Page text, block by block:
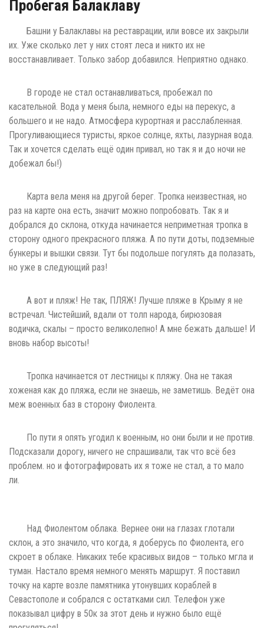
Пробегая Балаклаву
Башни у Балаклавы на реставрации, или вовсе их закрыли
их. Уже сколько лет у них стоят леса и никто их не
восстанавливает. Только забор добавился. Неприятно однако.
В городе не стал останавливаться, пробежал по
касательной. Вода у меня была, немного еды на перекус, а
большего и не надо. Атмосфера курортная и расслабленная.
Прогуливающиеся туристы, яркое солнце, яхты, лазурная вода.
Так и хочется сделать ещё один привал, но так я и до ночи не
добежал бы!)
Карта вела меня на другой берег. Тропка неизвестная, но
раз на карте она есть, значит можно попробовать. Так я и
добрался до склона, откуда начинается неприметная тропка в
сторону одного прекрасного пляжа. А по пути доты, подземные
бункеры и вышки связи. Тут бы подольше погулять да полазать,
но уже в следующий раз!
А вот и пляж! Не так, ПЛЯЖ! Лучше пляже в Крыму я не
встречал. Чистейший, вдали от толп народа, бирюзовая
водичка, скалы – просто великолепно! А мне бежать дальше! И
вновь набор высоты!
Тропка начинается от лестницы к пляжу. Она не такая
хоженая как до пляжа, если не знаешь, не заметишь. Ведёт она
меж военных баз в сторону Фиолента.
По пути я опять угодил к военным, но они были и не против.
Подсказали дорогу, ничего не спрашивали, так что всё без
проблем. но и фотографировать их я тоже не стал, а то мало
ли.
Над Фиолентом облака. Вернее они на глазах глотали
склон, а это значило, что когда, я доберусь по Фиолента, его
скроет в облаке. Никаких тебе красивых видов – только мгла и
туман. Настало время немного менять маршрут. Я поставил
точку на карте возле памятника утонувших кораблей в
Севастополе и собрался с остатками сил. Телефон уже
показывал цифру в 50к за этот день и нужно было ещё